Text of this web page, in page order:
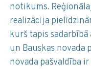
notikums.
realizācija
kurš tapis sadarbībā
un Bauskas novada
novada pašvaldība